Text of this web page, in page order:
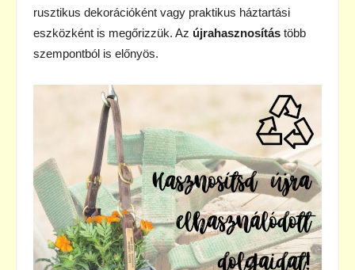
rusztikus dekorációként vagy praktikus háztartási
eszközként is megőrizzük. Az újrahasznosítás több
szempontból is előnyös.